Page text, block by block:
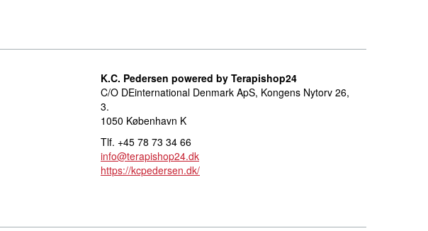
K.C. Pedersen powered by Terapishop24
C/O DEinternational Denmark ApS, Kongens Nytorv 26,
3.
1050 København K
Tlf. +45 78 73 34 66
info@terapishop24.dk
https://kcpedersen.dk/